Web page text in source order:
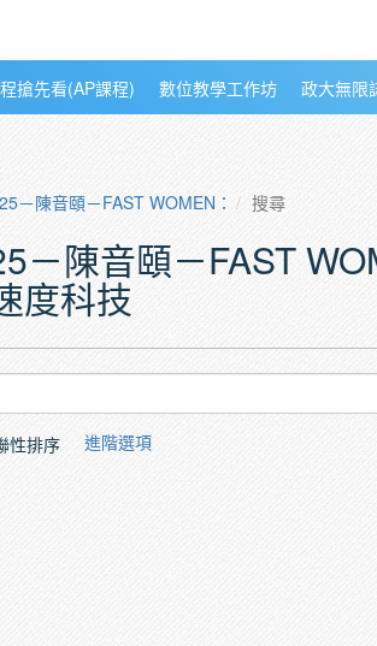
搶先看(AP課程) 數位教學工作坊 政大無限
－陳音頤－FAST WOMEN：維多利亞文學中的
搜尋
－陳音頤－FAST
度科技
性排序 進階選項